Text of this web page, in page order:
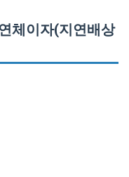
체이자(지연배상